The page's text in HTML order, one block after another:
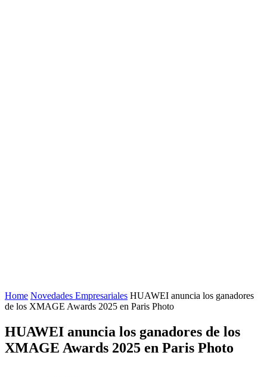
Home Novedades Empresariales HUAWEI anuncia los ganadores
de los XMAGE Awards 2025 en Paris Photo
HUAWEI anuncia los ganadores de los
XMAGE Awards 2025 en Paris Photo